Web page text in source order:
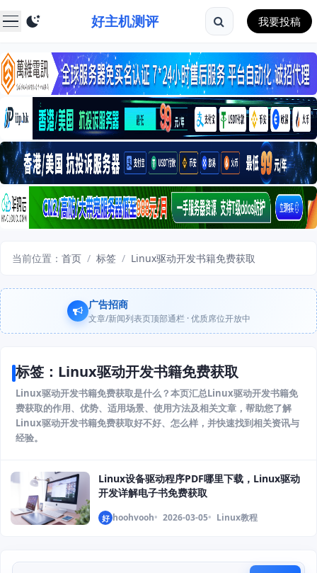
好主机测评 我要投稿
当前位置： 首页 / 标签 / Linux驱动开发书籍免费获取
广告招商
文章/新闻列表页顶部通栏 · 优质席位开放中
标签：Linux驱动开发书籍免费获取
Linux驱动开发书籍免费获取是什么？本页汇总Linux驱动开发书籍免
费获取的作用、优势、适用场景、使用方法及相关文章，帮助您了解
Linux驱动开发书籍免费获取好不好、怎么样，并快速找到相关资讯与
经验。
Linux设备驱动程序PDF哪里下载，Linux驱动
开发详解电子书免费获取
好 hoohvooh 2026-03-05 Linux教程